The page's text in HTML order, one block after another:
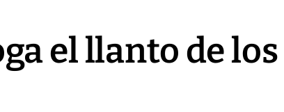
el llanto de los